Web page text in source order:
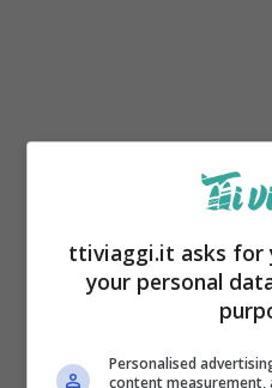
A differenza di quanto
bisogno di recarsi
americano per
Grazie alla
ttiviaggi.it asks for
your personal
Personalised
content measurement,